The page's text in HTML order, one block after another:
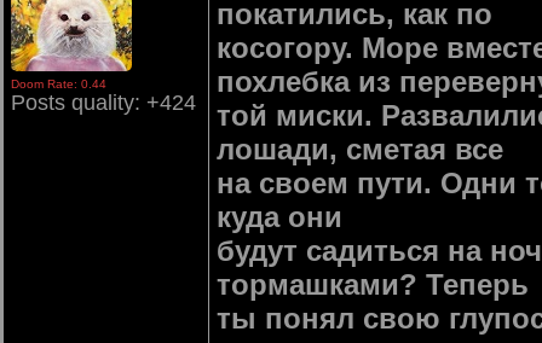
Doom Rate: 0.44
Posts quality: +424
покатились, как по
косогору. Море
похлебка из
той миски.
лошади, сметая все
на своем пути. Одни
куда они
будут садиться на
тормашками? Теперь
ты понял свою